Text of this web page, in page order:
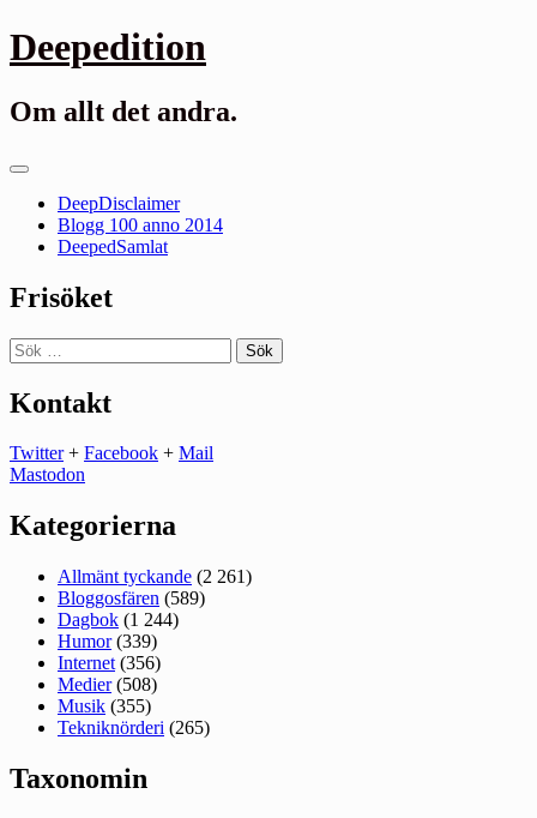
Gå
till
Deepedition
Om allt det andra.
Primär
DeepDisclaimer
Blogg 100 anno 2014
DeepedSamlat
Frisöket
Sök
efter:
Kontakt
Twitter+ Facebook + Mail
Mastodon
Kategorierna
Allmänt tyckande (2 261)
Bloggosfären (589)
Dagbok (1 244)
Humor(339)
Internet (356)
Medier(508)
Musik (355)
Tekniknörderi (265)
Taxonomin